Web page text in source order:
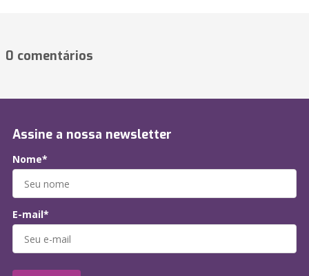
0 comentários
Assine a nossa newsletter
Nome*
E-mail*